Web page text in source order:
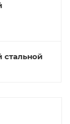
стальной